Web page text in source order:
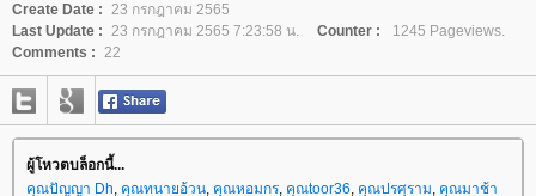
Create Date : 23 กรกฎาคม 2565
Last Update : 23 กรกฎาคม 2565 7:23:58 น. Counter :
1245 Pageviews.
Comments : 22
ผู้โหวตบล็อกนี้...
คุณปัญญา Dh, คุณทนายอ้วน, คุณหอมกร, คุณtoor36, คุณปรศุราม, คุณมาช้า